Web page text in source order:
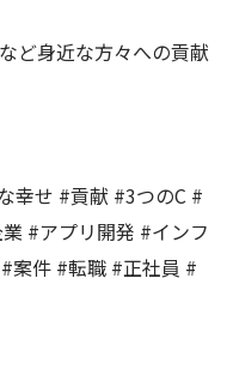
ど身近な方々への貢献
幸せ #貢献 #3つのC #
#アプリ開発 #インフ
案件 #転職 #正社員 #